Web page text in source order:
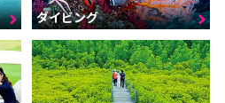
ダイビング